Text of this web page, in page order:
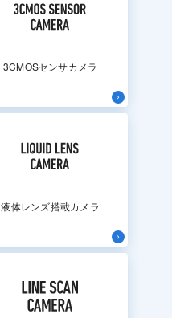
3CMOSセンサカメラ
液体レンズ搭載カメラ